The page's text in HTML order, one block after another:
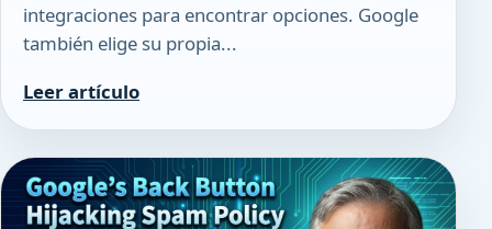
integraciones para encontrar opciones. Google
también elige su propia...
Leer artículo